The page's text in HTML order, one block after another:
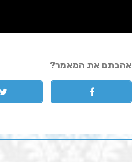
אהבתם את המאמר?